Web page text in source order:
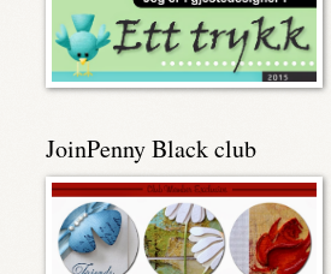
JoinPenny Black club